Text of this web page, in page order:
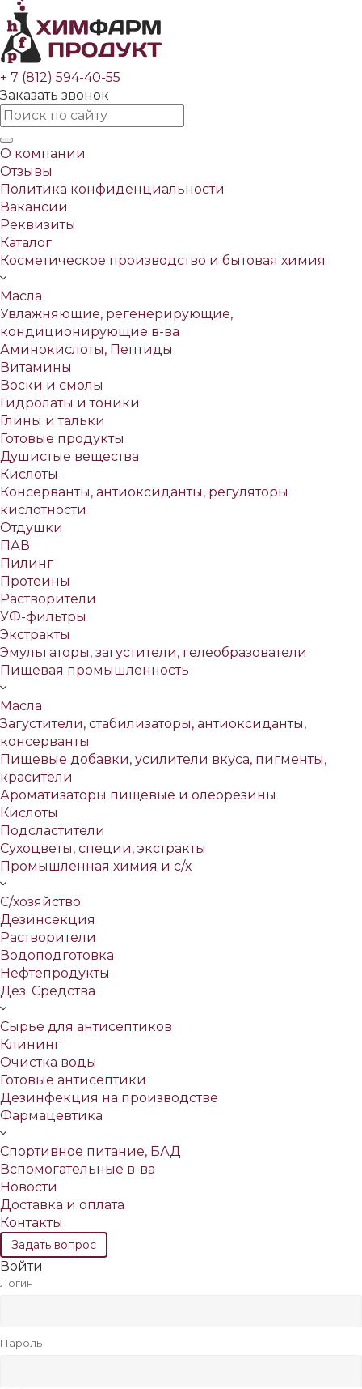
+ 7 (812) 594-40-55
Заказать звонок
О компании
Отзывы
Политика конфиденциальности
Вакансии
Реквизиты
Каталог
Косметическое производство и бытовая химия
Масла
Увлажняющие, регенерирующие,
кондиционирующие в-ва
Аминокислоты, Пептиды
Витамины
Воски и смолы
Гидролаты и тоники
Глины и тальки
Готовые продукты
Душистые вещества
Кислоты
Консерванты, антиоксиданты, регуляторы
кислотности
Отдушки
ПАВ
Пилинг
Протеины
Растворители
УФ-фильтры
Экстракты
Эмульгаторы, загустители, гелеобразователи
Пищевая промышленность
Масла
Загустители, стабилизаторы, антиоксиданты,
консерванты
Пищевые добавки, усилители вкуса, пигменты,
красители
Ароматизаторы пищевые и олеорезины
Кислоты
Подсластители
Сухоцветы, специи, экстракты
Промышленная химия и с/х
С/хозяйство
Дезинсекция
Растворители
Водоподготовка
Нефтепродукты
Дез. Средства
Сырье для антисептиков
Клининг
Очистка воды
Готовые антисептики
Дезинфекция на производстве
Фармацевтика
Спортивное питание, БАД
Вспомогательные в-ва
Новости
Доставка и оплата
Контакты
Задать вопрос
Войти
Логин
Пароль